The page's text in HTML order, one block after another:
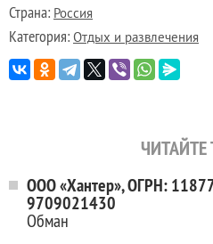
Страна: Россия
Категория: Отдых и развлечения
ЧИТАЙТЕ
ООО «Хантер», ОГРН:
9709021430
Обман